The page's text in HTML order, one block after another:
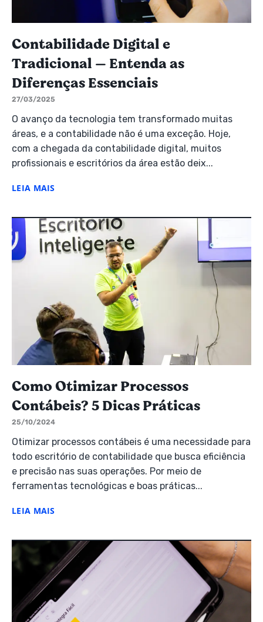
Contabilidade Digital e
Tradicional — Entenda as
Diferenças Essenciais
27/03/2025
O avanço da tecnologia tem transformado muitas
áreas, e a contabilidade não é uma exceção. Hoje,
com a chegada da contabilidade digital, muitos
profissionais e escritórios da área estão deix...
LEIA MAIS
Como Otimizar Processos
Contábeis? 5 Dicas Práticas
25/10/2024
Otimizar processos contábeis é uma necessidade para
todo escritório de contabilidade que busca eficiência
e precisão nas suas operações. Por meio de
ferramentas tecnológicas e boas práticas...
LEIA MAIS